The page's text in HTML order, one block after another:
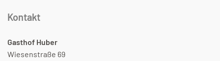
Kontakt
Gasthof Huber
Wiesenstraße 69